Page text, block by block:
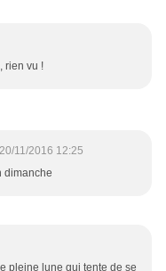
rien vu !
20/11/2016 12:25
dimanche
pleine lune qui tente de se